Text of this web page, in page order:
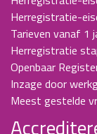
Herregistratie-
Tarieven vanaf 1
Herregistratie
Openbaar
Inzage door
Meest gestelde